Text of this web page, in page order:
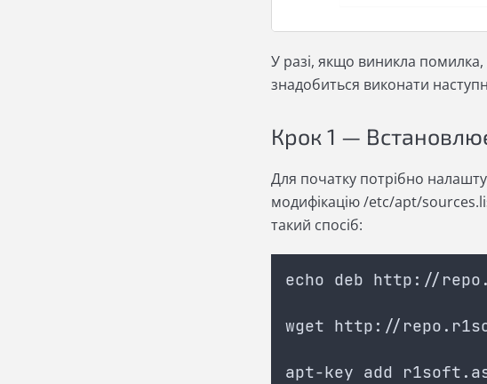
У разі, якщо виникла помилка,
знадобиться виконати
Крок 1 —
Для початку потрібно
модифікацію /etc/apt/
такий спосіб:
echo deb http://
wget http://
apt-key add